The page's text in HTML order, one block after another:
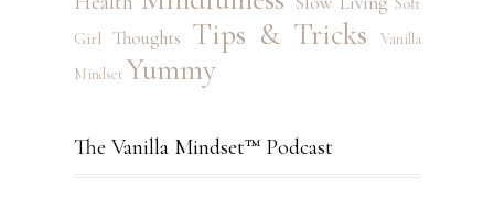
Girl
Thoughts Tips & Tricks
Vanilla
Mindset Yummy
The Vanilla Mindset™ Podcast